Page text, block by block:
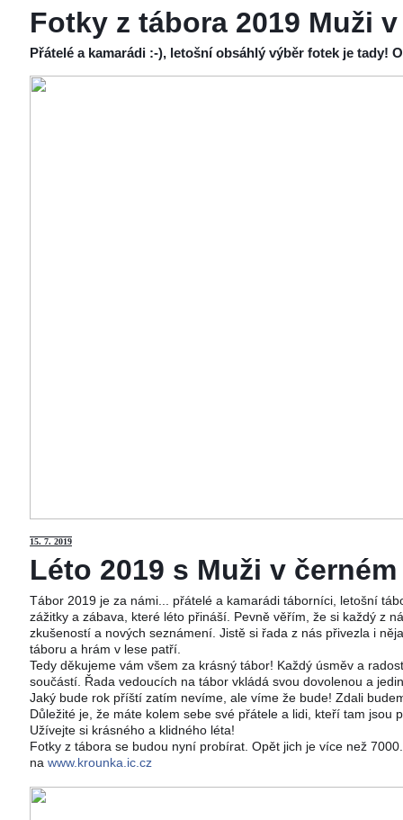
Fotky z tábora 2019 Muži
Přátelé a kamarádi :-), letošní obsáhlý výběr fotek je tady!
15. 7. 2019
Léto 2019 s Muži v
Tábor 2019 je za námi... přátelé a kamarádi táborníci, letošní
zážitky a zábava, které léto přináší. Pevně věřím, že si každý z
zkušeností a nových seznámení. Jistě si řada z nás přivezla i
táboru a hrám v lese patří.
Tedy děkujeme vám všem za krásný tábor! Každý úsměv a
součástí. Řada vedoucích na tábor vkládá svou dovolenou a
Jaký bude rok příští zatím nevíme, ale víme že bude! Zdali
Důležité je, že máte kolem sebe své přátele a lidi, kteří tam jsou
Užívejte si krásného a klidného léta!
Fotky z tábora se budou nyní probírat. Opět jich je více než
na www.krounka.ic.cz